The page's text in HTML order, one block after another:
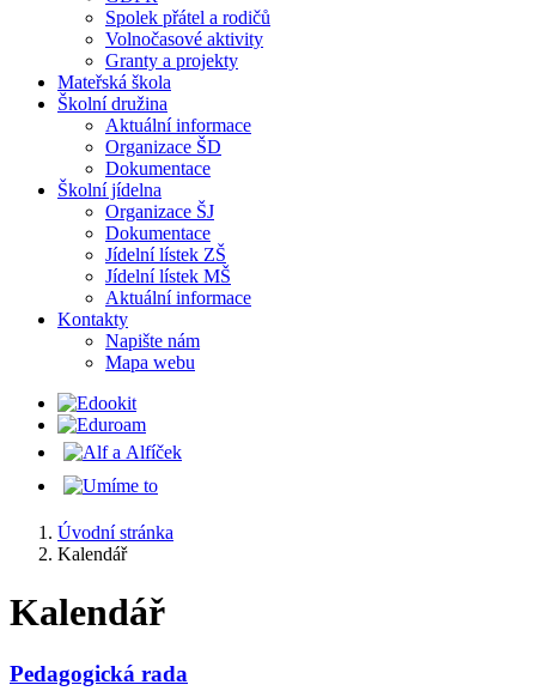
Spolek přátel a rodičů
Volnočasové aktivity
Granty a projekty
Mateřská škola
Školní družina
Aktuální informace
Organizace ŠD
Dokumentace
Školní jídelna
Organizace ŠJ
Dokumentace
Jídelní lístek ZŠ
Jídelní lístek MŠ
Aktuální informace
Kontakty
Napište nám
Mapa webu
Úvodní stránka
Kalendář
Kalendář
Pedagogická rada